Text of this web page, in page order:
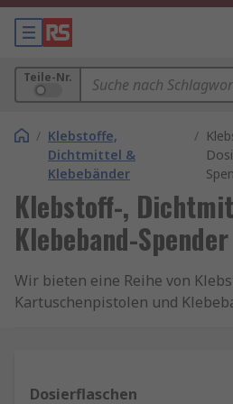
Teile-Nr.
/ Klebstoffe,
Dichtmittel &
Klebebänder
/
Klebstoff-,
Klebeband-Spender
Wir bieten eine Reihe von
Kartuschenpistolen und
nennen.
Dosierflaschen